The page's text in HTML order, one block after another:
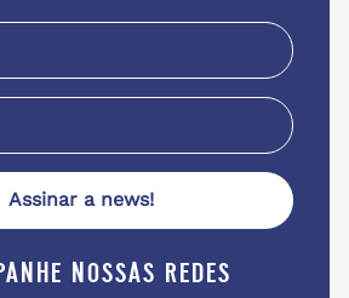
Assinar a news!
nossas redes